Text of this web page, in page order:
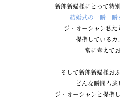
新郎新婦様にとって特
結婚式の一瞬一瞬
ジ・オーシャン私た
提携しているカ
常に考えて
そして新郎新婦様お
どんな瞬間も逃
ジ・オーシャンと提携